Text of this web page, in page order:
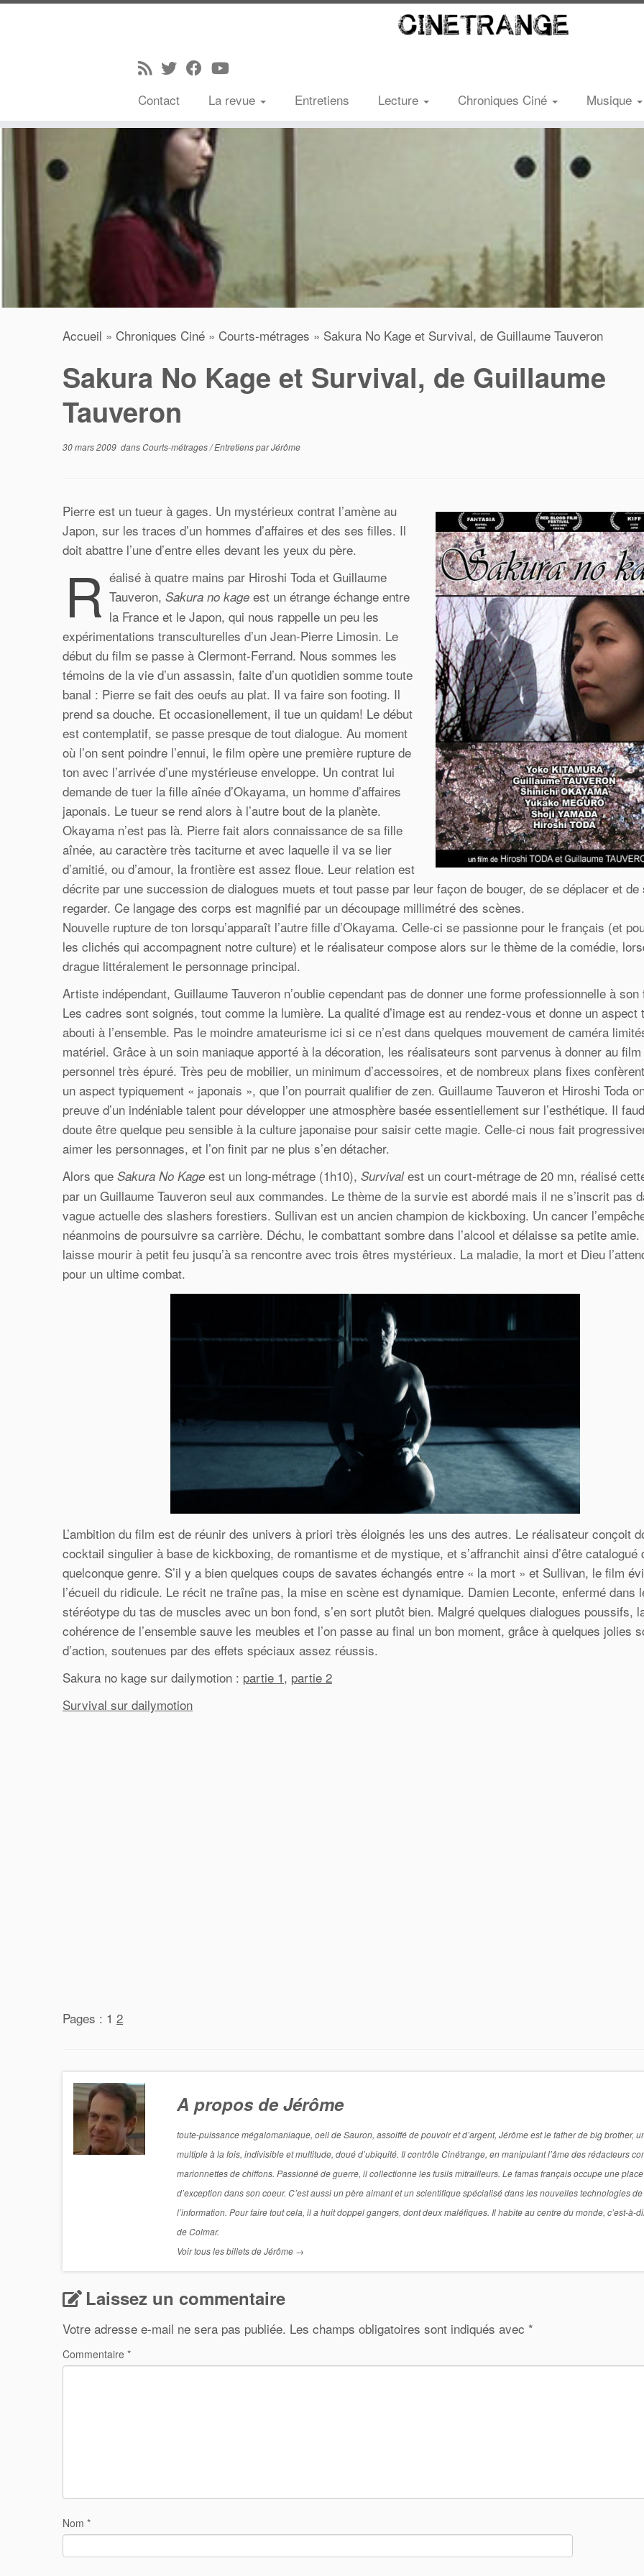
Contact La revue Entretiens Lecture Chroniques Ciné Musique
Accueil » Chroniques Ciné » Courts-métrages » Sakura No Kage et Survival, de Guillaume Tauveron
Sakura No Kage et Survival, de Guillaume
Tauveron
30 mars 2009 dansCourts-métrages/EntretiensparJérôme
Pierre est un tueur à gages. Un mystérieux contrat l’amène au
Japon, sur les traces d’un hommes d’affaires et des ses filles. Il
doit abattre l’une d’entre elles devant les yeux du père.
R éalisé à quatre mains par Hiroshi Toda et Guillaume
Tauveron, Sakura no kage est un étrange échange entre
la France et le Japon, qui nous rappelle un peu les
expérimentations transculturelles d’un Jean-Pierre Limosin. Le
début du film se passe à Clermont-Ferrand. Nous sommes les
témoins de la vie d’un assassin, faite d’un quotidien somme toute
banal : Pierre se fait des oeufs au plat. Il va faire son footing. Il
prend sa douche. Et occasionellement, il tue un quidam! Le début
est contemplatif, se passe presque de tout dialogue. Au moment
où l’on sent poindre l’ennui, le film opère une première rupture de
ton avec l’arrivée d’une mystérieuse enveloppe. Un contrat lui
demande de tuer la fille aînée d’Okayama, un homme d’affaires
japonais. Le tueur se rend alors à l’autre bout de la planète.
Okayama n’est pas là. Pierre fait alors connaissance de sa fille
aînée, au caractère très taciturne et avec laquelle il va se lier
d’amitié, ou d’amour, la frontière est assez floue. Leur relation est
décrite par une succession de dialogues muets et tout passe par leur façon de bouger, de se déplacer et de
regarder. Ce langage des corps est magnifié par un découpage millimétré des scènes.
Nouvelle rupture de ton lorsqu’apparaît l’autre fille d’Okayama. Celle-ci se passionne pour le français (et
les clichés qui accompagnent notre culture) et le réalisateur compose alors sur le thème de la comédie,
drague littéralement le personnage principal.
Artiste indépendant, Guillaume Tauveron n’oublie cependant pas de donner une forme professionnelle à son
Les cadres sont soignés, tout comme la lumière. La qualité d’image est au rendez-vous et donne un aspect
abouti à l’ensemble. Pas le moindre amateurisme ici si ce n’est dans quelques mouvement de caméra
matériel. Grâce à un soin maniaque apporté à la décoration, les réalisateurs sont parvenus à donner au
personnel très épuré. Très peu de mobilier, un minimum d’accessoires, et de nombreux plans fixes
un aspect typiquement « japonais », que l’on pourrait qualifier de zen. Guillaume Tauveron et Hiroshi Toda
preuve d’un indéniable talent pour développer une atmosphère basée essentiellement sur l’esthétique. Il
doute être quelque peu sensible à la culture japonaise pour saisir cette magie. Celle-ci nous fait
aimer les personnages, et l’on finit par ne plus s’en détacher.
Alors que Sakura No Kage est un long-métrage (1h10), Survivalest un court-métrage de 20 mn, réalisé
par un Guillaume Tauveron seul aux commandes. Le thème de la survie est abordé mais il ne s’inscrit pas
vague actuelle des slashers forestiers. Sullivan est un ancien champion de kickboxing. Un cancer
néanmoins de poursuivre sa carrière. Déchu, le combattant sombre dans l’alcool et délaisse sa petite
laisse mourir à petit feu jusqu’à sa rencontre avec trois êtres mystérieux. La maladie, la mort et Dieu
pour un ultime combat.
L’ambition du film est de réunir des univers à priori très éloignés les uns des autres. Le réalisateur conçoit
cocktail singulier à base de kickboxing, de romantisme et de mystique, et s’affranchit ainsi d’être catalogué
quelconque genre. S’il y a bien quelques coups de savates échangés entre « la mort » et Sullivan, le film
l’écueil du ridicule. Le récit ne traîne pas, la mise en scène est dynamique. Damien Leconte, enfermé dans
stéréotype du tas de muscles avec un bon fond, s’en sort plutôt bien. Malgré quelques dialogues poussifs,
cohérence de l’ensemble sauve les meubles et l’on passe au final un bon moment, grâce à quelques jolies
d’action, soutenues par des effets spéciaux assez réussis.
Sakura no kage sur dailymotion : partie 1, partie 2
Survival sur dailymotion
Pages : 1 2
A propos de Jérôme
toute-puissance mégalomaniaque, oeil de Sauron, assoiffé de pouvoir et d’argent, Jérôme est le father de big brother,
multiple à la fois, indivisible et multitude, doué d’ubiquité. Il contrôle Cinétrange, en manipulant l’âme des rédacteurs
marionnettes de chiffons. Passionné de guerre, il collectionne les fusils mitrailleurs. Le famas français occupe une place
d’exception dans son coeur. C’est aussi un père aimant et un scientifique spécialisé dans les nouvelles technologies de
l’information. Pour faire tout cela, il a huit doppel gangers, dont deux maléfiques. Il habite au centre du monde, c’est-à-
de Colmar.
Voir tous les billets de Jérôme →
Laissez un commentaire
Votre adresse e-mail ne sera pas publiée. Les champs obligatoires sont indiqués avec *
Commentaire *
Nom *